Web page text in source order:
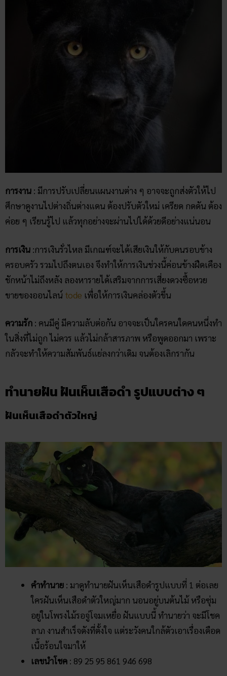
การงาน : มีการปรับเปลี่ยนแผนงานต่าง ๆ อาจจะถูกส่งตัวให้ไป
ศึกษาดูงานไปต่างถิ่นต่างแดน ต้องปรับตัวใหม่ เครียด กดดัน ต้อง
ค่อย ๆ เรียนรู้ไป แล้วทุกอย่างจะผ่านไปได้ด้วยดีอย่างแน่นอน
การเงิน :การเงินรั่วไหล มีเกณฑ์จะได้เสียเงินให้กับคนรอบข้าง
ครอบครัว รวมไปถึงตนเอง จึงทำให้การเงินช่วงนี้ค่อนข้างฝืดเคือง
ชักหน้าไม่ถึงหลัง ลองหารายได้เสริมจากการเสี่ยงดวงซื้อหวย
ขายของออนไลน์ tode เพื่อให้การเงินคล่องตัวขึ้น
ความรัก : คนมีคู่ มีความลับต่อกัน อาจจะเป็นใครคนใดคนหนึ่งทำ
ในสิ่งที่ไม่ถูก ไม่ควร แล้วไม่กล้าสารภาพ หรือพูดออกมา เพราะ
กลัวจะทำให้ความสัมพันธ์แย่ลงกว่าเดิม จนต้องเลิกรากัน
ทำนายฝัน ฝันเห็นเสือดำ รูปแบบต่าง ๆ
ฝันเห็นเสือดำตัวใหญ่
คำทำนาย : มาดูทำนายฝันเห็นเสือดำรูปแบบที่ 1 ต่อเลย
ใครฝันเห็นเสือดำตัวใหญ่มาก นอนอยู่บนต้นไม้ หรือซุ่ม
อยู่ในโพรงไม้รอจู่โจมเหยื่อ ฝันแบบนี้ ทำนายว่า จะมีโชค
ลาภ งานสำเร็จดังที่ตั้งใจ แต่ระวังคนใกล้ตัวเอาเรื่องเดือด
เนื้อร้อนใจมาให้
เลขนำโชค : 89 25 95 861 946 698